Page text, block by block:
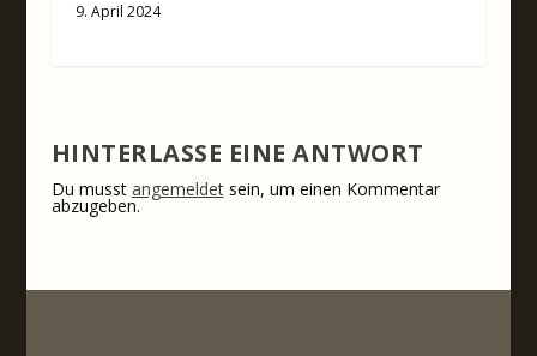
9. April 2024
HINTERLASSE EINE ANTWORT
Du musst angemeldetsein, um einen Kommentar
abzugeben.